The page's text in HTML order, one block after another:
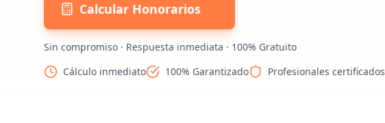
Calcular Honorarios
Sin compromiso · Respuesta inmediata · 100% Gratuito
Cálculo inmediato
100% Garantizado Profesionales certificados